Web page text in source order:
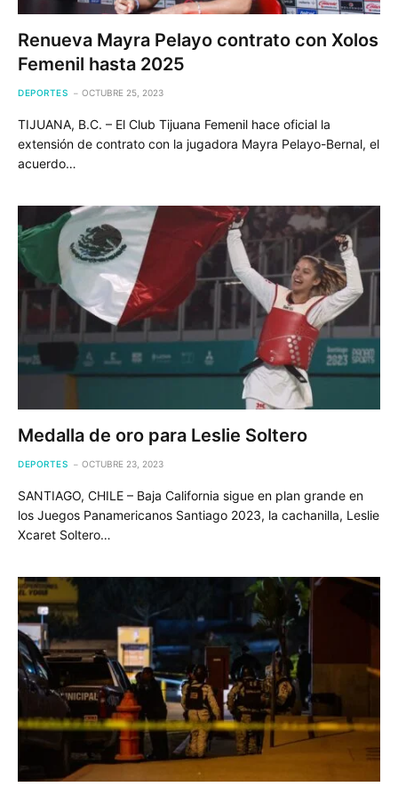
Renueva Mayra Pelayo contrato con Xolos
Femenil hasta 2025
DEPORTES OCTUBRE 25, 2023
TIJUANA, B.C. – El Club Tijuana Femenil hace oficial la
extensión de contrato con la jugadora Mayra Pelayo-Bernal, el
acuerdo…
Medalla de oro para Leslie Soltero
DEPORTES OCTUBRE 23, 2023
SANTIAGO, CHILE – Baja California sigue en plan grande en
los Juegos Panamericanos Santiago 2023, la cachanilla, Leslie
Xcaret Soltero…